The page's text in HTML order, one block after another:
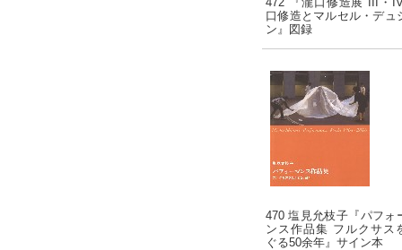
口修造とマルセル・デュ
ン』図録
470 塩見允枝子『パフォ
ンス作品集 フルクサス
ぐる50余年』サイン本